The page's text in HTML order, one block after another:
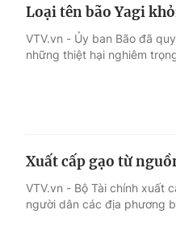
Loại tên bão Yagi
VTV.vn - Ủy ban Bão đã
những thiệt hại nghiêm
Xuất cấp gạo từ
VTV.vn - Bộ Tài chính xuất
người dân các địa phương